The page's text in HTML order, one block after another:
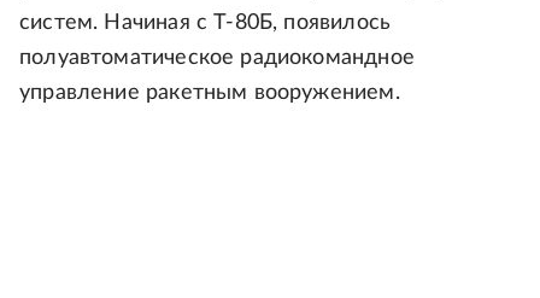
систем. Начиная с Т-80Б, появилось
полуавтоматическое радиокомандное
управление ракетным вооружением.